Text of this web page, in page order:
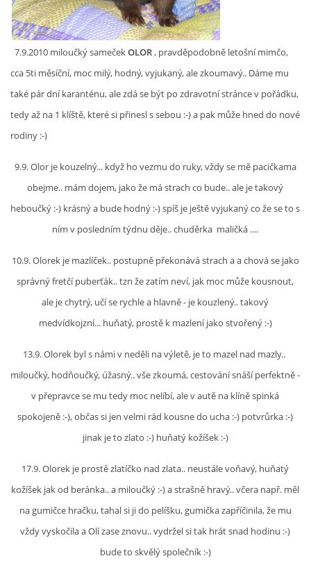
DFD - DOMOV FRETČÍCH DŮCHODCŮ
PODMÍNKY PŘEVZETÍ FRETKY.
O FRETCE
O FRETCE
PÉČE O FRETKU
CHCI SI POŘÍDIT FRETKU
VÝCHOVA FRETKY
NEMOCI FRETEK
JAK FRETKA BYDLÍ
CESTOVÁNÍ S FRETKOU
7.9.2010 miloučký samečekOLOR, pravděpodobně letošní mimčo,
cca 5ti měsíční, moc milý, hodný, vyjukaný, ale zkoumavý.. Dáme mu
také pár dní karanténu, ale zdá se být po zdravotní stránce v pořádku,
tedy až na 1 klíště, které si přinesl s sebou :-) a pak může hned do nové
rodiny :-)
9.9. Olor je kouzelný... když ho vezmu do ruky, vždy se mě pacičkama
obejme.. mám dojem, jako že má strach co bude.. ale je takový
heboučký :-) krásný a bude hodný :-) spíš je ještě vyjukaný co že se to s
ním v posledním týdnu děje.. chuděrka maličká ....
10.9. Olorek je mazlíček.. postupně překonává strach a a chová se jako
správný fretčí puberťák.. tzn že zatím neví, jak moc může kousnout,
ale je chytrý, učí se rychle a hlavně - je kouzlený.. takový
medvídkojzní... huňatý, prostě k mazlení jako stvořený :-)
13.9. Olorek byl s námi v neděli na výletě, je to mazel nad mazly..
miloučký, hodňoučký, úžasný.. vše zkoumá, cestování snáší perfektně -
v přepravce se mu tedy moc nelíbí, ale v autě na klíně spinká
spokojeně :-), občas si jen velmi rád kousne do ucha :-) potvrůrka :-)
jinak je to zlato :-) huňatý kožíšek :-)
17.9. Olorek je prostě zlatíčko nad zlata.. neustále voňavý, huňatý
kožíšek jak od beránka.. a miloučký :-) a strašně hravý.. včera např. měl
na gumičce hračku, tahal si ji do pelíšku, gumička zapříčinila, že mu
vždy vyskočila a Olí zase znovu.. vydržel si tak hrát snad hodinu :-)
bude to skvělý společník :-)